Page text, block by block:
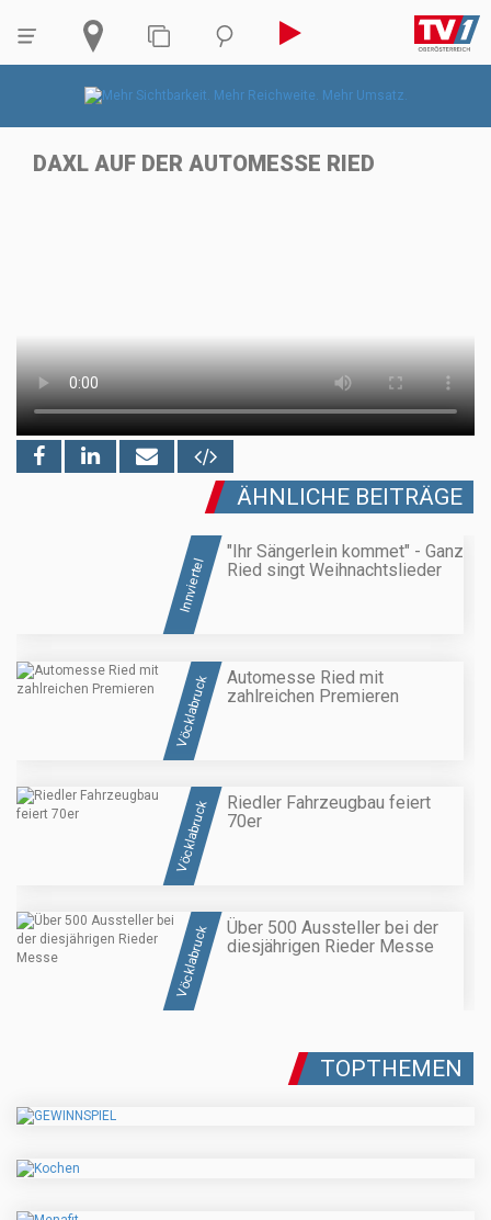
DAXL AUF DER AUTOMESSE RIED
ÄHNLICHE BEITRÄGE
Innviertel
"Ihr Sängerlein kommet" - Ganz
Ried singt Weihnachtslieder
Vöcklabruck
Automesse Ried mit
zahlreichen Premieren
Vöcklabruck
Riedler Fahrzeugbau feiert
70er
Vöcklabruck
Über 500 Aussteller bei der
diesjährigen Rieder Messe
TOPTHEMEN